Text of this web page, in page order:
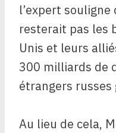
l’expert
resterait pas les
Unis et leurs
300 milliards de
étrangers russes
Au lieu de cela,